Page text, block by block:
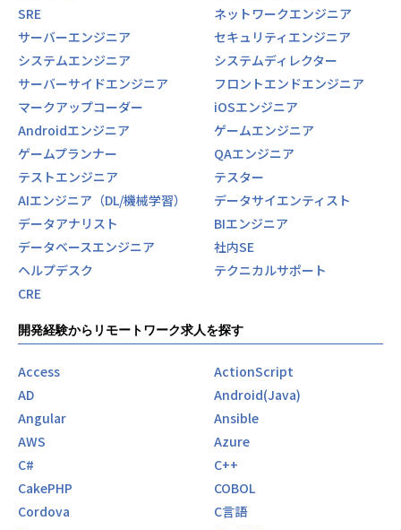
SRE
ネットワークエンジニア
サーバーエンジニア
セキュリティエンジニア
システムエンジニア
システムディレクター
サーバーサイドエンジニア
フロントエンドエンジニア
マークアップコーダー
iOSエンジニア
Androidエンジニア
ゲームエンジニア
ゲームプランナー
QAエンジニア
テストエンジニア
テスター
AIエンジニア（DL/機械学習）
データサイエンティスト
データアナリスト
BIエンジニア
データベースエンジニア
社内SE
ヘルプデスク
テクニカルサポート
CRE
開発経験からリモートワーク求人を探す
Access
ActionScript
AD
Android(Java)
Angular
Ansible
AWS
Azure
C#
C++
CakePHP
COBOL
Cordova
C言語